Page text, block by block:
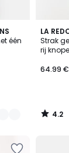
één
LA
Strak
rij
64.99 €
4.2
/ 5
2
4.2
/